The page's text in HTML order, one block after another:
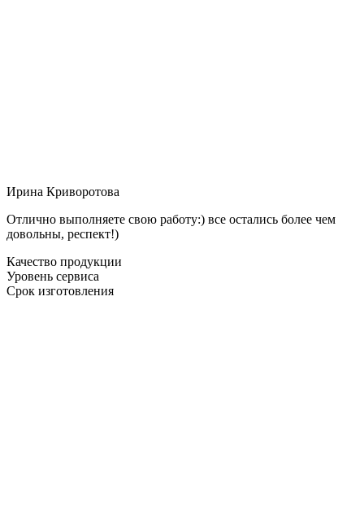
Ирина Криворотова
Отлично выполняете свою работу:) все остались более чем
довольны, респект!)
Качество продукции
Уровень сервиса
Срок изготовления